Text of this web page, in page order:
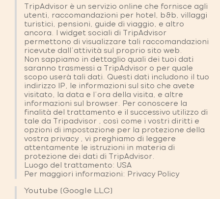
TripAdvisor è un servizio online che fornisce agli
utenti, raccomandazioni per hotel, b&b, villaggi
turistici, pensioni, guide di viaggio, e altro
ancora. I widget sociali di TripAdvisor
permettono di visualizzare tali raccomandazioni
ricevute dall'attività sul proprio sito web.
Non sappiamo in dettaglio quali dei tuoi dati
saranno trasmessi a TripAdvisor o per quale
scopo userà tali dati. Questi dati includono il tuo
indirizzo IP, le informazioni sul sito che avete
visitato, la data e l'ora della visita, e altre
informazioni sul browser. Per conoscere la
finalità del trattamento e il successivo utilizzo di
tale da Tripadvisor , così come i vostri diritti e
opzioni di impostazione per la protezione della
vostra privacy , vi preghiamo di leggere
attentamente le istruzioni in materia di
protezione dei dati di TripAdvisor.
Luogo del trattamento: USA
Per maggiori informazioni: Privacy Policy
Youtube (Google LLC)